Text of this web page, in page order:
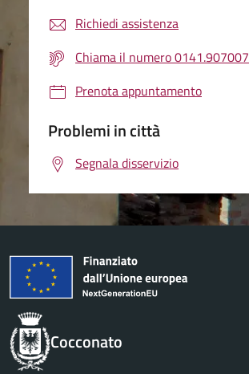
Richiedi assistenza
Chiama il numero 0141.907007
Prenota appuntamento
Problemi in città
Segnala disservizio
Cocconato